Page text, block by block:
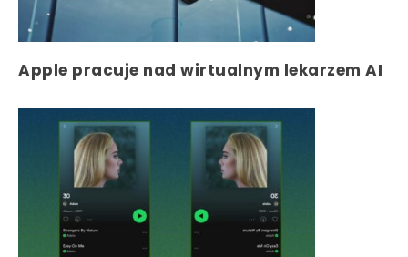
Apple pracuje nad wirtualnym lekarzem AI